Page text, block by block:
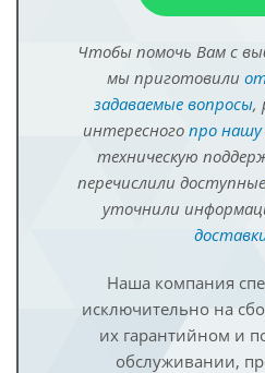
Чтобы помочь Вам с
мы приготовили
задаваемые вопросы,
интересного про
техническую
перечислили доступные
уточнили
Наша компания
исключительно на
их гарантийном и
обслуживании,